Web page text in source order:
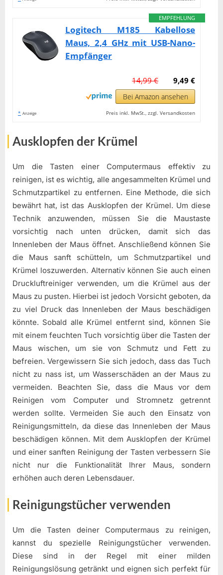
EMPFEHLUNG
Logitech M185 Kabellose
Maus, 2,4 GHz mit USB-Nano-
Empfänger
9,49 €
14,99 €
Bei Amazon ansehen
* Anzeige Preis inkl. MwSt., zzgl. Versandkosten
Ausklopfen der Krümel
Um die Tasten einer Computermaus effektiv zu
reinigen, ist es wichtig, alle angesammelten Krümel und
Schmutzpartikel zu entfernen. Eine Methode, die sich
bewährt hat, ist das Ausklopfen der Krümel. Um diese
Technik anzuwenden, müssen Sie die Maustaste
vorsichtig nach unten drücken, damit sich das
Innenleben der Maus öffnet. Anschließend können Sie
die Maus sanft schütteln, um Schmutzpartikel und
Krümel loszuwerden. Alternativ können Sie auch einen
Druckluftreiniger verwenden, um die Krümel aus der
Maus zu pusten. Hierbei ist jedoch Vorsicht geboten, da
zu viel Druck das Innenleben der Maus beschädigen
könnte. Sobald alle Krümel entfernt sind, können Sie
mit einem feuchten Tuch vorsichtig über die Tasten der
Maus wischen, um sie von Schmutz und Fett zu
befreien. Vergewissern Sie sich jedoch, dass das Tuch
nicht zu nass ist, um Wasserschäden an der Maus zu
vermeiden. Beachten Sie, dass die Maus vor dem
Reinigen vom Computer und Stromnetz getrennt
werden sollte. Vermeiden Sie auch den Einsatz von
Reinigungsmitteln, da diese das Innenleben der Maus
beschädigen können. Mit dem Ausklopfen der Krümel
und einer sanften Reinigung der Tasten verbessern Sie
nicht nur die Funktionalität Ihrer Maus, sondern
erhöhen auch deren Lebensdauer.
Reinigungstücher verwenden
Um die Tasten deiner Computermaus zu reinigen,
kannst du spezielle Reinigungstücher verwenden.
Diese sind in der Regel mit einer milden
Reinigungslösung getränkt und eignen sich perfekt für